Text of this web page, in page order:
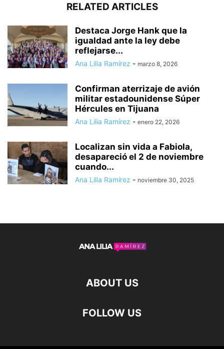
RELATED ARTICLES
Destaca Jorge Hank que la
igualdad ante la ley debe
reflejarse...
Ana Lilia Ramírez - marzo 8, 2026
Confirman aterrizaje de avión
militar estadounidense Súper
Hércules en Tijuana
Ana Lilia Ramírez - enero 22, 2026
Localizan sin vida a Fabiola,
desapareció el 2 de noviembre
cuando...
Ana Lilia Ramírez - noviembre 30, 2025
ABOUT US
FOLLOW US